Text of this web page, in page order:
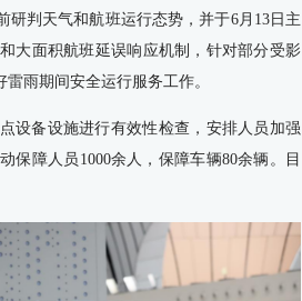
判天气和航班运行态势，并于6月13日主
大面积航班延误响应机制，针对部分受影
雨期间安全运行服务工作。
设备设施进行有效性检查，安排人员加强
保障人员1000余人，保障车辆80余辆。目